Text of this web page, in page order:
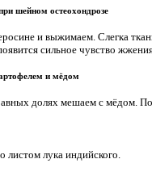
шейном остеохондрозе
и выжимаем. Слегка
сильное чувство
и мёдом
долях мешаем с мёдом.
листом лука индийского.